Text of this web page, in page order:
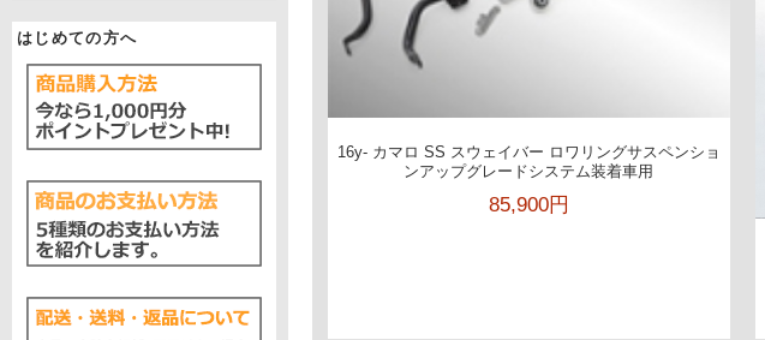
はじめての方へ
16y- カマロ SS スウェイバー ロワリングサスペンショ
ンアップグレードシステム装着車用
85,900円